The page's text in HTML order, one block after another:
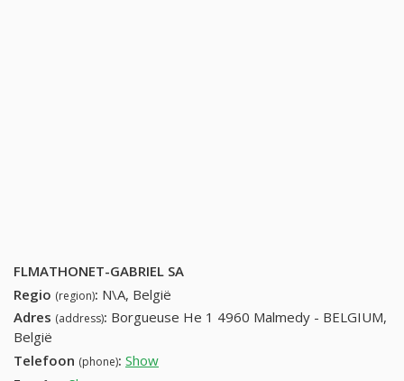
FLMATHONET-GABRIEL SA
Regio (region): N\A, België
Adres (address): Borgueuse He 1 4960 Malmedy - BELGIUM,
België
Telefoon (phone): Show